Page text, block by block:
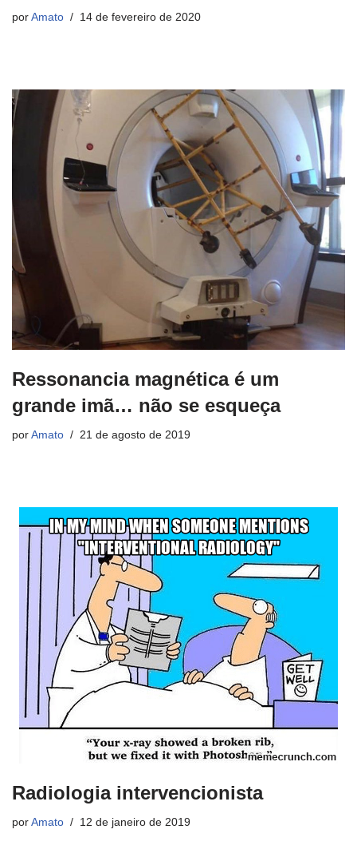
por Amato 14 de fevereiro de 2020
Ressonancia magnética é um
grande imã… não se esqueça
por Amato 21 de agosto de 2019
Radiologia intervencionista
por Amato 12 de janeiro de 2019